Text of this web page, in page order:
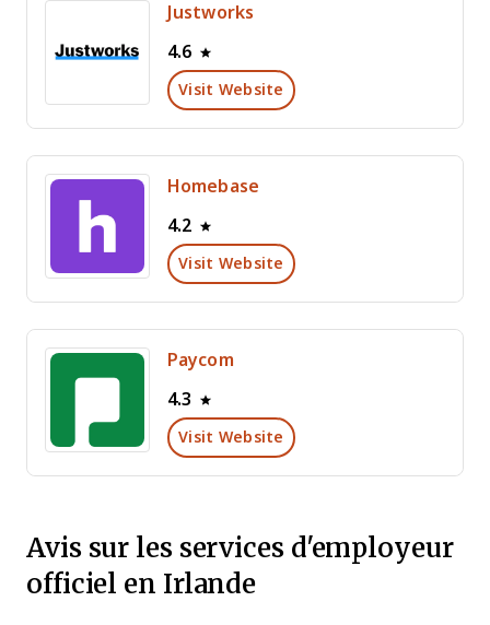
Justworks
4.6
Visit Website
Homebase
4.2
Visit Website
Paycom
4.3
Visit Website
Avis sur les services d'employeur
officiel en Irlande